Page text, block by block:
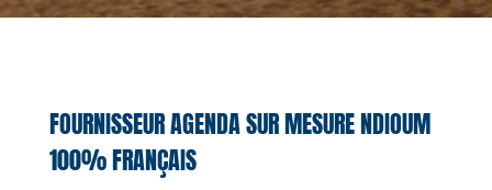
FOURNISSEUR AGENDA SUR MESURE NDIOUM
100% FRANÇAIS